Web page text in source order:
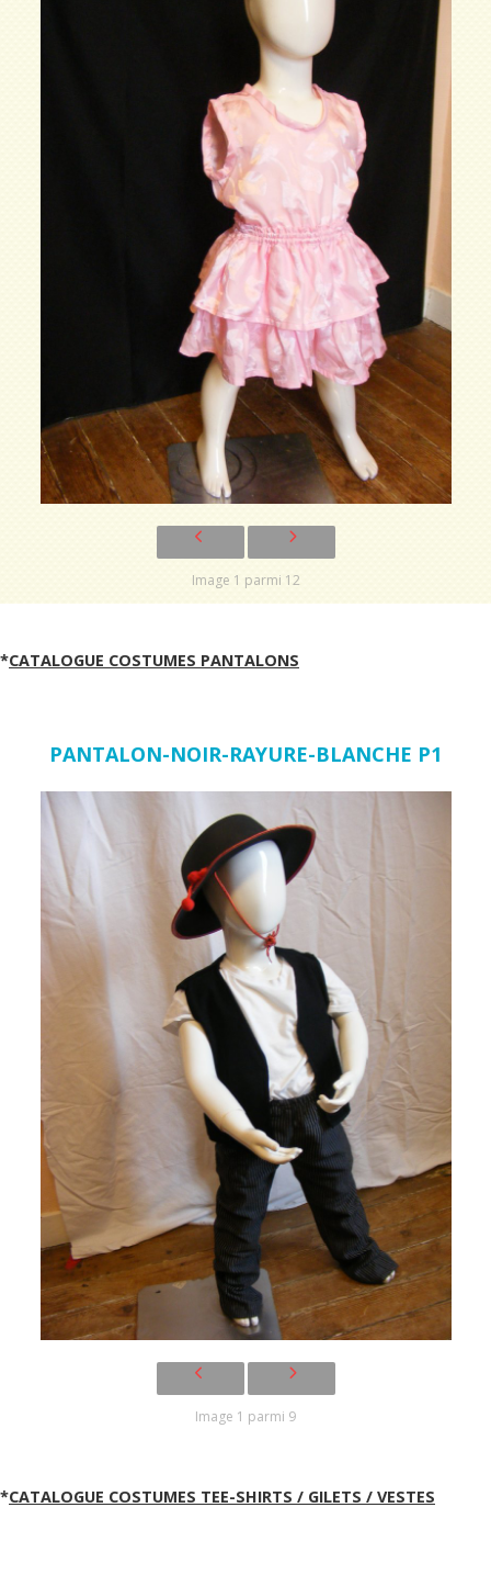
Image 1 parmi 12
*CATALOGUE COSTUMES PANTALONS
PANTALON-NOIR-RAYURE-BLANCHE P1
Image 1 parmi 9
*CATALOGUE COSTUMES TEE-SHIRTS / GILETS / VESTES